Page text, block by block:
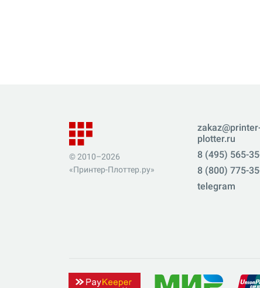
© 2010–2026
«Принтер-Плоттер.ру»
plotter.ru
8 (495) 565-
8 (800) 775-
telegram